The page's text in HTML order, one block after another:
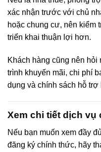
xác nhận trước với chủ
hoặc chung cư, nên kiểm
triển khai thuận lợi hơn.
Khách hàng cũng nên
trình khuyến mãi, chi phí
dụng và chính sách hỗ trợ
Xem chi tiết dịch vụ
Nếu bạn muốn xem đầy
đăng ký chính thức, hãy